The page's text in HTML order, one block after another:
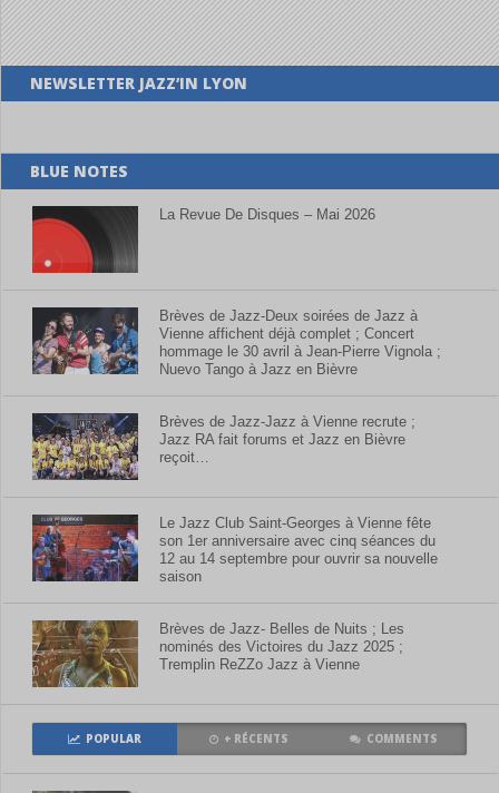
NEWSLETTER JAZZ’IN LYON
BLUE NOTES
La Revue De Disques – Mai 2026
Brèves de Jazz-Deux soirées de Jazz à
Vienne affichent déjà complet ; Concert
hommage le 30 avril à Jean-Pierre Vignola ;
Nuevo Tango à Jazz en Bièvre
Brèves de Jazz-Jazz à Vienne recrute ;
Jazz RA fait forums et Jazz en Bièvre
reçoit…
Le Jazz Club Saint-Georges à Vienne fête
son 1er anniversaire avec cinq séances du
12 au 14 septembre pour ouvrir sa nouvelle
saison
Brèves de Jazz- Belles de Nuits ; Les
nominés des Victoires du Jazz 2025 ;
Tremplin ReZZo Jazz à Vienne
POPULAR + RÉCENTS COMMENTS